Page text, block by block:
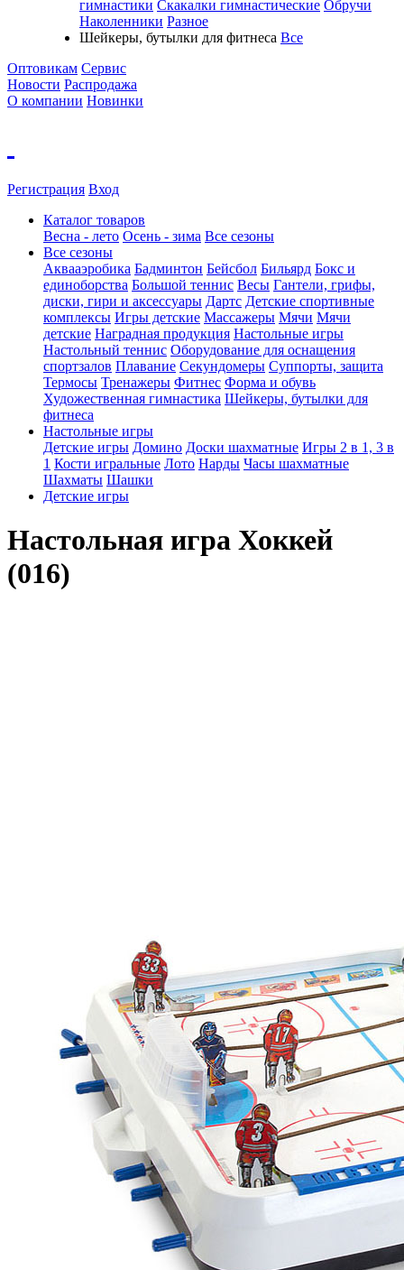
гимнастики Скакалки гимнастические Обручи
Наколенники Разное
Шейкеры, бутылки для фитнеса Все
Оптовикам Сервис
Новости Распродажа
О компании Новинки
Регистрация Вход
Каталог товаров
Весна - лето Осень - зима Все сезоны
Все сезоны
Аквааэробика Бадминтон Бейсбол Бильярд Бокс и
единоборства Большой теннис Весы Гантели, грифы,
диски, гири и аксессуары Дартс Детские спортивные
комплексы Игры детские Массажеры Мячи Мячи
детские Наградная продукция Настольные игры
Настольный теннис Оборудование для оснащения
спортзалов Плавание Секундомеры Суппорты, защита
Термосы Тренажеры Фитнес Форма и обувь
Художественная гимнастика Шейкеры, бутылки для
фитнеса
Настольные игры
Детские игры Домино Доски шахматные Игры 2 в 1, 3 в
1 Кости игральные Лото Нарды Часы шахматные
Шахматы Шашки
Детские игры
Настольная игра Хоккей
(016)